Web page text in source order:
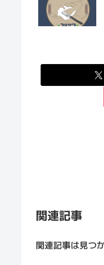
関連記事
関連記事は見つ